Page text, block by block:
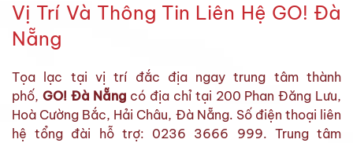
Vị Trí Và Thông Tin Liên Hệ GO! Đà
Nẵng
Tọa lạc tại vị trí đắc địa ngay trung tâm thành
phố, GO! Đà Nẵng có địa chỉ tại 200 Phan Đăng Lưu,
Hoà Cường Bắc, Hải Châu, Đà Nẵng. Số điện thoại liên
hệ tổng đài hỗ trợ: 0236 3666 999. Trung tâm